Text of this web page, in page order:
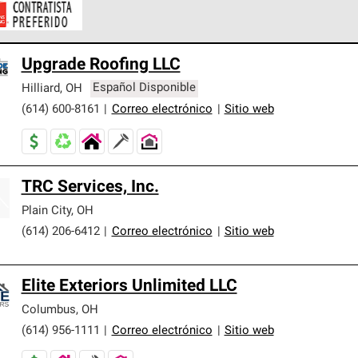
con altos estándares y requisitos estrictos de
Upgrade Roofing LLC
Hilliard , OH
Español Disponible
(614) 600-8161
Correo electrónico Sitio web
TRC Services, Inc.
Plain City, OH
(614) 206-6412
Correo electrónico Sitio web
Elite Exteriors Unlimited LLC
Columbus, OH
(614) 956-1111
Correo electrónico Sitio web